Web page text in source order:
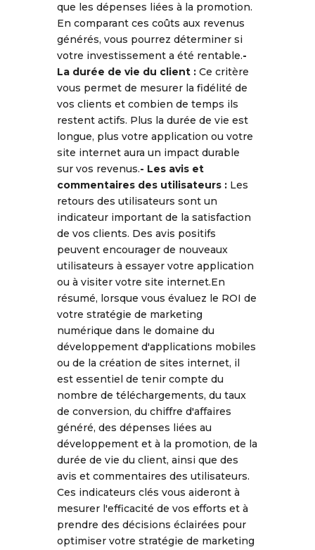
que les dépenses liées à la promotion.
En comparant ces coûts aux revenus
générés, vous pourrez déterminer si
votre investissement a été rentable.-
La durée de vie du client : Ce critère
vous permet de mesurer la fidélité de
vos clients et combien de temps ils
restent actifs. Plus la durée de vie est
longue, plus votre application ou votre
site internet aura un impact durable
sur vos revenus.- Les avis et
commentaires des utilisateurs : Les
retours des utilisateurs sont un
indicateur important de la satisfaction
de vos clients. Des avis positifs
peuvent encourager de nouveaux
utilisateurs à essayer votre application
ou à visiter votre site internet.En
résumé, lorsque vous évaluez le ROI de
votre stratégie de marketing
numérique dans le domaine du
développement d'applications mobiles
ou de la création de sites internet, il
est essentiel de tenir compte du
nombre de téléchargements, du taux
de conversion, du chiffre d'affaires
généré, des dépenses liées au
développement et à la promotion, de la
durée de vie du client, ainsi que des
avis et commentaires des utilisateurs.
Ces indicateurs clés vous aideront à
mesurer l'efficacité de vos efforts et à
prendre des décisions éclairées pour
optimiser votre stratégie de marketing